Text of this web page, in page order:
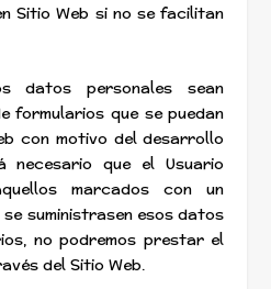
Sitio Web si no se facilitan
datos personales sean
formularios que se puedan
con motivo del desarrollo
necesario que el Usuario
marcados con un
suministrasen esos datos
no podremos prestar el
del Sitio Web.